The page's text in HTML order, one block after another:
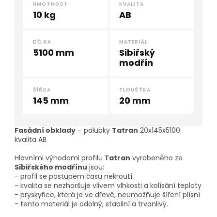
HMOTNOST
10 kg
KVALITA
AB
DÉLKA
5100 mm
MATERIÁL
Sibiřský
modřín
ŠÍŘKA
145 mm
TLOUŠŤKA
20 mm
Fasádní obklady – palubky Tatran 20x145x5100
kvalita AB
Hlavními výhodami profilu Тatran vyrobeného ze
Sibiřského modřínu jsou:
- profil se postupem času nekroutí
- kvalita se nezhoršuje vlivem vlhkosti a kolísání teploty
- pryskyřice, která je ve dřevě, neumožňuje šíření plísní
- tento materiál je odolný, stabilní a trvanlivý.